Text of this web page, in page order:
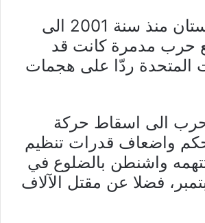
وتعيش أفغانستان منذ سنة 2001 الى
حرب مدمرة كانت قد
المتحدة ردّا على هجمات
الى اسقاط حركة
واضعاف قدرات تنظيم
تتهمه واشنطن بالضلوع في
11 سبتمبر، فضلا عن مقتل الآلاف